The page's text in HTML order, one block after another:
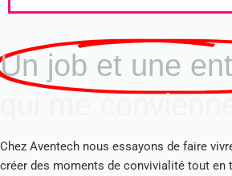
Un job et une
qui me
Chez Aventech nous essayons de faire
créer des moments de convivialité tout en